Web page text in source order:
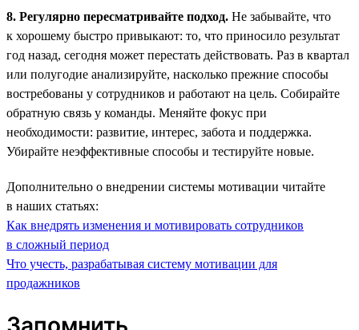
8. Регулярно пересматривайте подход. Не забывайте, что
к хорошему быстро привыкают: то, что приносило результат
год назад, сегодня может перестать действовать. Раз в квартал
или полугодие анализируйте, насколько прежние способы
востребованы у сотрудников и работают на цель. Собирайте
обратную связь у команды. Меняйте фокус при
необходимости: развитие, интерес, забота и поддержка.
Убирайте неэффективные способы и тестируйте новые.
Дополнительно о внедрении системы мотивации читайте
в наших статьях:
Как внедрять изменения и мотивировать сотрудников
в сложный период
Что учесть, разрабатывая систему мотивации для
продажников